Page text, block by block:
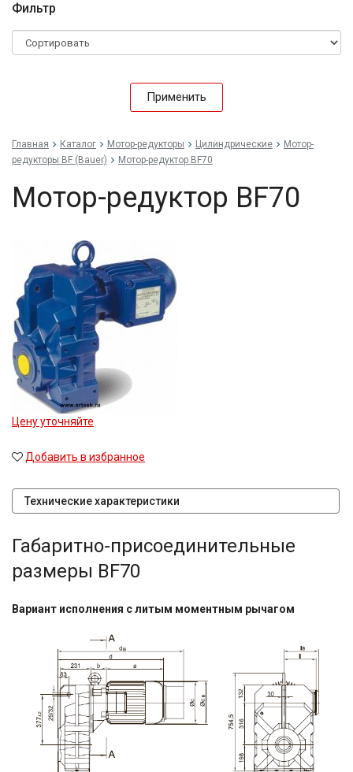
Фильтр
Применить
Главная Каталог Мотор-редукторы Цилиндрические
Мотор-
редукторы BF (Bauer)
Мотор-редуктор BF70
Мотор-редуктор BF70
Цену уточняйте
Добавить в избранное
Технические характеристики
Габаритно-присоединительные
размеры BF70
Вариант исполнения с литым моментным рычагом